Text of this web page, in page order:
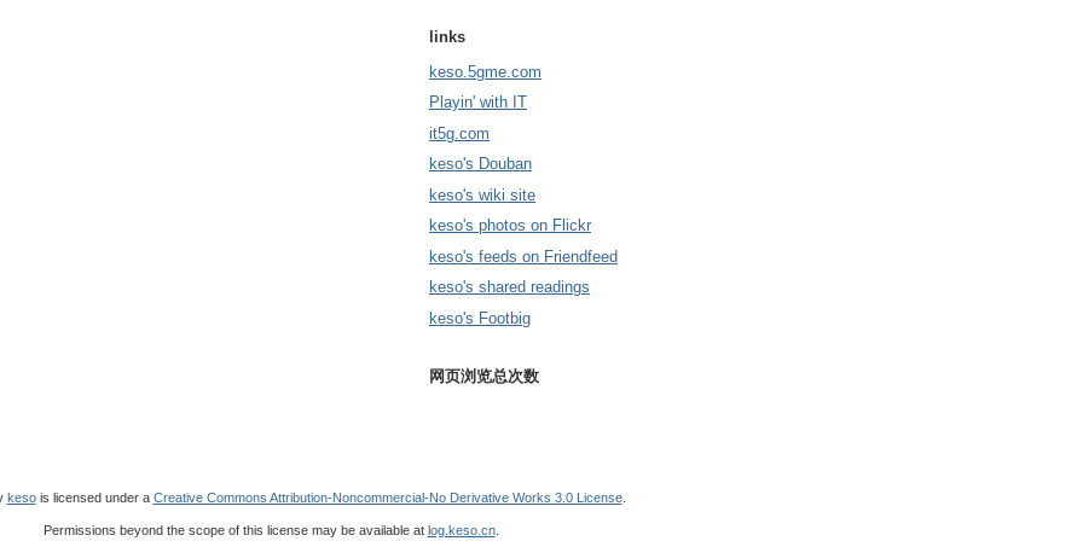
links
keso.5gme.com
Playin' with IT
it5g.com
keso's Douban
keso's wiki site
keso's photos on Flickr
keso's feeds on Friendfeed
keso's shared readings
keso's Footbig
网页浏览总次数
kesois licensed under a Creative Commons Attribution-Noncommercial-No Derivative Works 3.0 License.
Permissions beyond the scope of this license may be available at log.keso.cn.